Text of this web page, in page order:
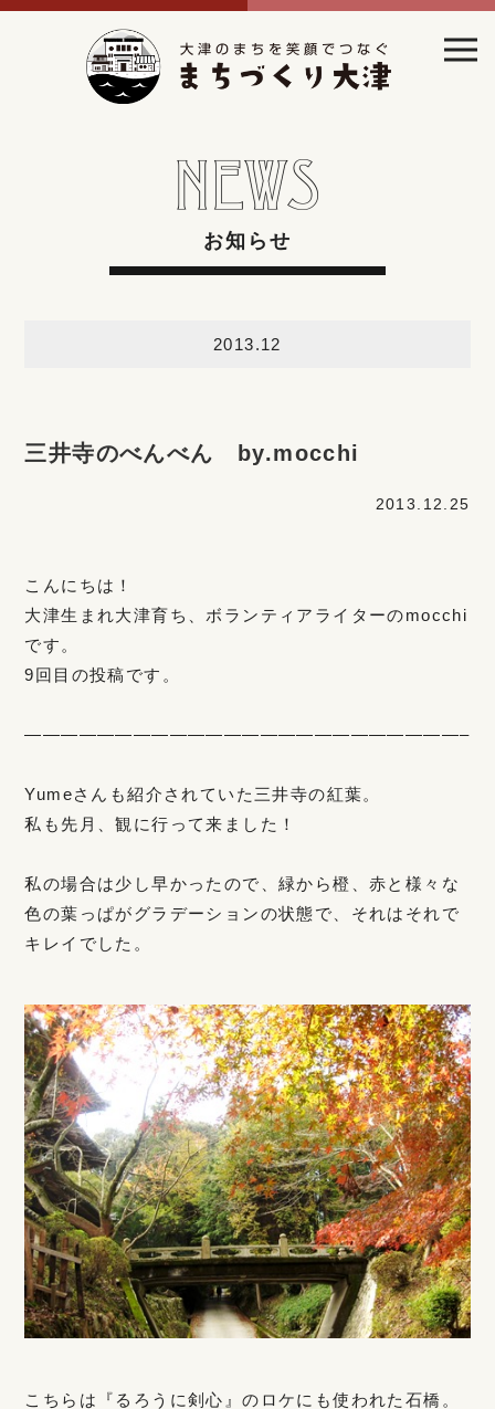
お知らせ
2013.12
三井寺のべんべん by.mocchi
2013.12.25
こんにちは！
大津生まれ大津育ち、ボランティアライターのmocchi
です。
9回目の投稿です。
————————————————————————–
Yumeさんも紹介されていた三井寺の紅葉。
私も先月、観に行って来ました！
私の場合は少し早かったので、緑から橙、赤と様々な
色の葉っぱがグラデーションの状態で、それはそれで
キレイでした。
こちらは『るろうに剣心』のロケにも使われた石橋。